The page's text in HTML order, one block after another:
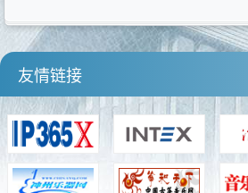
友情链接